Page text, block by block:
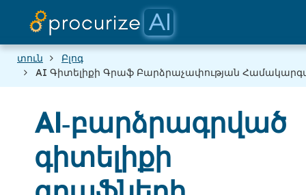
տուն
Բլոգ
AI Գիտելիքի Գրաֆ Բարձրաչափության
AI‑բարձրագրված
գիտելիքի